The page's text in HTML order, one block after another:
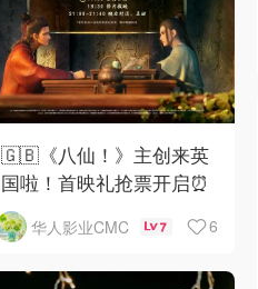
🇬🇧《八仙！》主创来英
国啦！首映礼抢票开启⏰
华人影业CMC 7 6